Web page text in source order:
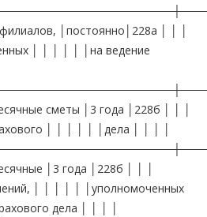
│постоянно│228а │ │ │
│ │ │ │ │ │на ведение
сметы │3 года │228б │ │ │
│ │ │ │ │ │дела │ │ │ │
│3 года │228б │ │ │
│ │ │ │ │ │уполномоченных
дела │ │ │ │